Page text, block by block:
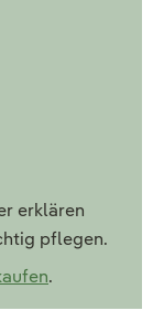
erklären
pflegen.
.